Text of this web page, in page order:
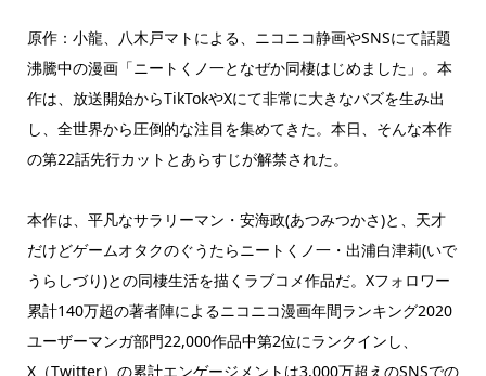
原作：小龍、八木戸マトによる、ニコニコ静画やSNSにて話題
沸騰中の漫画「ニートくノ一となぜか同棲はじめました」。本
作は、放送開始からTikTokやXにて非常に大きなバズを生み出
し、全世界から圧倒的な注目を集めてきた。本日、そんな本作
の第22話先行カットとあらすじが解禁された。
本作は、平凡なサラリーマン・安海政(あつみつかさ)と、天才
だけどゲームオタクのぐうたらニートくノ一・出浦白津莉(いで
うらしづり)との同棲生活を描くラブコメ作品だ。Xフォロワー
累計140万超の著者陣によるニコニコ漫画年間ランキング2020
ユーザーマンガ部門22,000作品中第2位にランクインし、
X（Twitter）の累計エンゲージメントは3,000万超えのSNSでの